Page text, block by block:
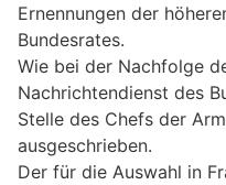
Ernennungen der
Bundesrates.
Wie bei der Nachfolge
Nachrichtendienst des
Stelle des Chefs der
ausgeschrieben.
Der für die Auswahl in